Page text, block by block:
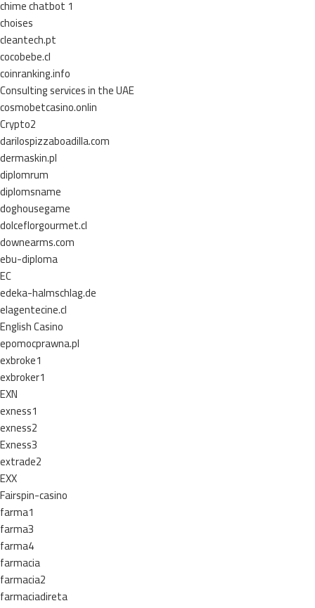
chime chatbot 1
choises
cleantech.pt
cocobebe.cl
coinranking.info
Consulting services in the UAE
cosmobetcasino.onlin
Crypto2
darilospizzaboadilla.com
dermaskin.pl
diplomrum
diplomsname
doghousegame
dolceflorgourmet.cl
downearms.com
ebu-diploma
EC
edeka-halmschlag.de
elagentecine.cl
English Casino
epomocprawna.pl
exbroke1
exbroker1
EXN
exness1
exness2
Exness3
extrade2
EXX
Fairspin-casino
farma1
farma3
farma4
farmacia
farmacia2
farmaciadireta